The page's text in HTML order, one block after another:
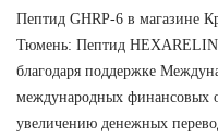
Пептид GHRP-6 в магазине
Тюмень: Пептид HEXARELIN
благодаря поддержке
международных финансовых
увеличению денежных